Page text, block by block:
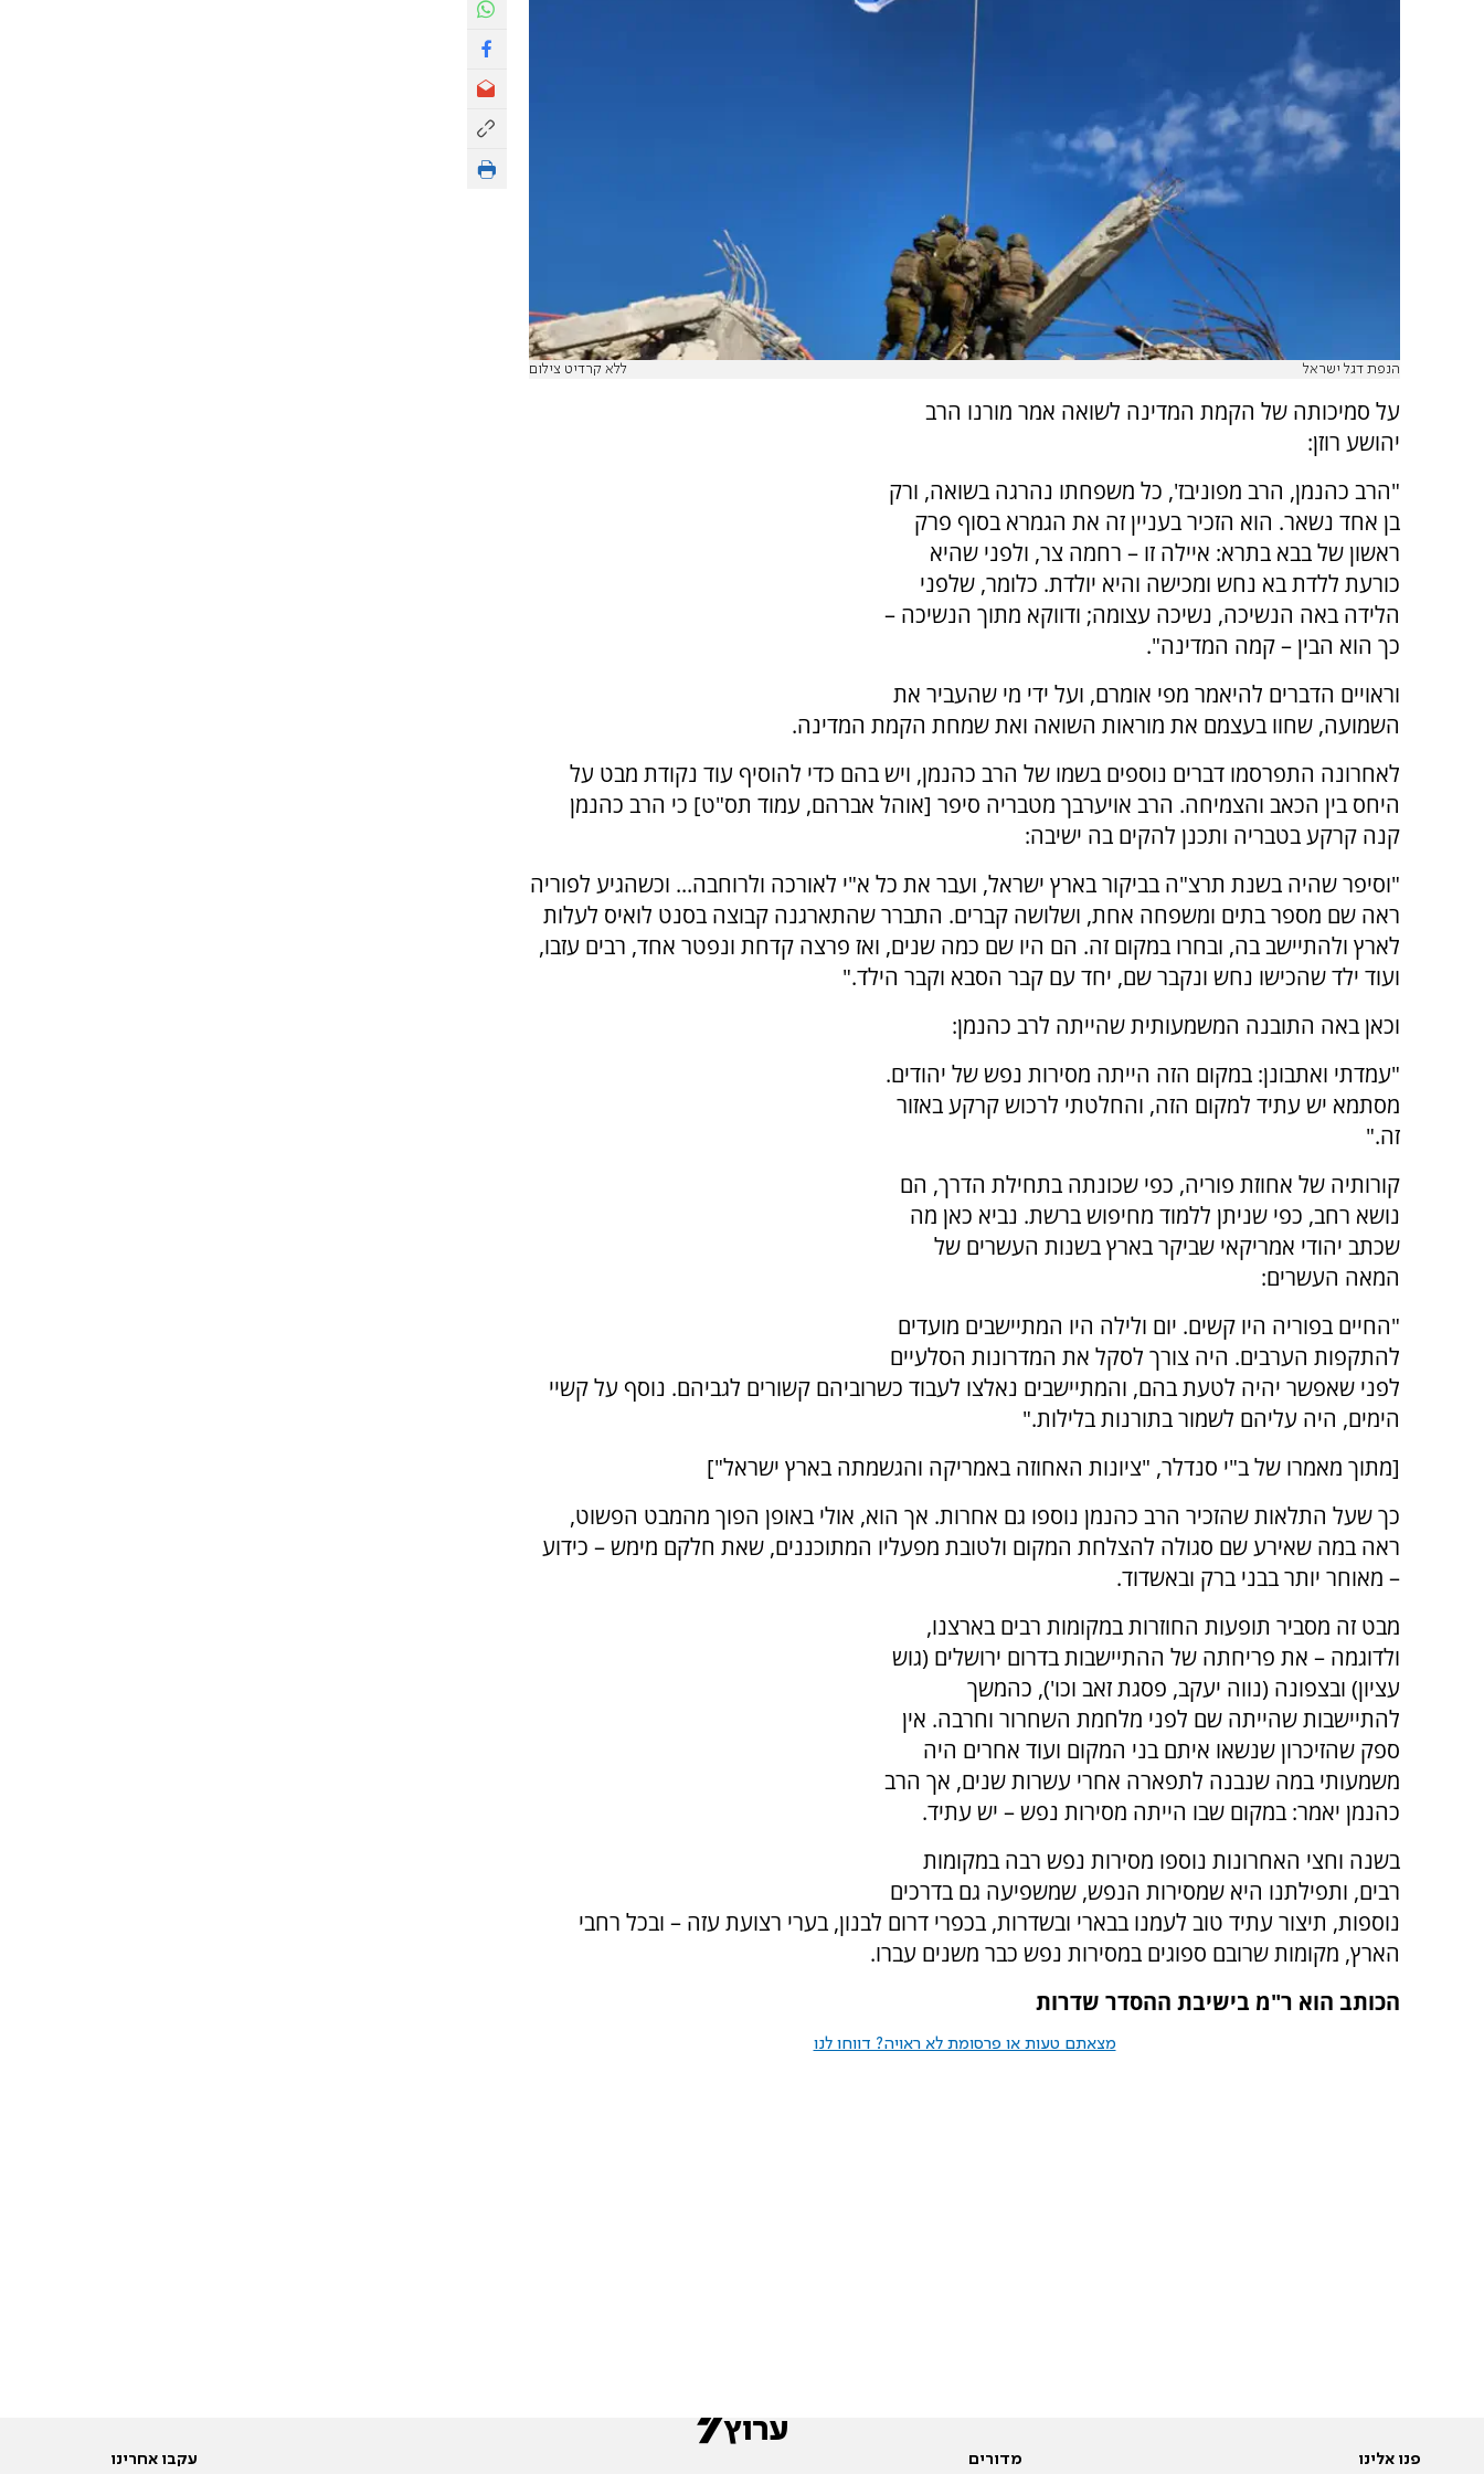
הנפת דגל ישראל ללא קרדיט צילום
על סמיכותה של הקמת המדינה לשואה אמר מורנו הרב
יהושע רוזן:
"הרב כהנמן, הרב מפוניבז', כל משפחתו נהרגה בשואה, ורק
בן אחד נשאר. הוא הזכיר בעניין זה את הגמרא בסוף פרק
ראשון של בבא בתרא: איילה זו – רחמה צר, ולפני שהיא
כורעת ללדת בא נחש ומכישה והיא יולדת. כלומר, שלפני
הלידה באה הנשיכה, נשיכה עצומה; ודווקא מתוך הנשיכה –
כך הוא הבין – קמה המדינה".
וראויים הדברים להיאמר מפי אומרם, ועל ידי מי שהעביר את
השמועה, שחוו בעצמם את מוראות השואה ואת שמחת הקמת המדינה.
לאחרונה התפרסמו דברים נוספים בשמו של הרב כהנמן, ויש בהם כדי להוסיף עוד נקודת מבט על
היחס בין הכאב והצמיחה. הרב אויערבך מטבריה סיפר [אוהל אברהם, עמוד תס"ט] כי הרב כהנמן
קנה קרקע בטבריה ותכנן להקים בה ישיבה:
"וסיפר שהיה בשנת תרצ"ה בביקור בארץ ישראל, ועבר את כל א"י לאורכה ולרוחבה... וכשהגיע לפוריה
ראה שם מספר בתים ומשפחה אחת, ושלושה קברים. התברר שהתארגנה קבוצה בסנט לואיס לעלות
לארץ ולהתיישב בה, ובחרו במקום זה. הם היו שם כמה שנים, ואז פרצה קדחת ונפטר אחד, רבים עזבו,
ועוד ילד שהכישו נחש ונקבר שם, יחד עם קבר הסבא וקבר הילד."
וכאן באה התובנה המשמעותית שהייתה לרב כהנמן:
"עמדתי ואתבונן: במקום הזה הייתה מסירות נפש של יהודים.
מסתמא יש עתיד למקום הזה, והחלטתי לרכוש קרקע באזור
זה."
קורותיה של אחוזת פוריה, כפי שכונתה בתחילת הדרך, הם
נושא רחב, כפי שניתן ללמוד מחיפוש ברשת. נביא כאן מה
שכתב יהודי אמריקאי שביקר בארץ בשנות העשרים של
המאה העשרים:
"החיים בפוריה היו קשים. יום ולילה היו המתיישבים מועדים
להתקפות הערבים. היה צורך לסקל את המדרונות הסלעיים
לפני שאפשר יהיה לטעת בהם, והמתיישבים נאלצו לעבוד כשרוביהם קשורים לגביהם. נוסף על קשיי
הימים, היה עליהם לשמור בתורנות בלילות."
[מתוך מאמרו של ב"י סנדלר, "ציונות האחוזה באמריקה והגשמתה בארץ ישראל"]
כך שעל התלאות שהזכיר הרב כהנמן נוספו גם אחרות. אך הוא, אולי באופן הפוך מהמבט הפשוט,
ראה במה שאירע שם סגולה להצלחת המקום ולטובת מפעליו המתוכננים, שאת חלקם מימש – כידוע
– מאוחר יותר בבני ברק ובאשדוד.
מבט זה מסביר תופעות החוזרות במקומות רבים בארצנו,
ולדוגמה – את פריחתה של ההתיישבות בדרום ירושלים (גוש
עציון) ובצפונה (נווה יעקב, פסגת זאב וכו'), כהמשך
להתיישבות שהייתה שם לפני מלחמת השחרור וחרבה. אין
ספק שהזיכרון שנשאו איתם בני המקום ועוד אחרים היה
משמעותי במה שנבנה לתפארה אחרי עשרות שנים, אך הרב
כהנמן יאמר: במקום שבו הייתה מסירות נפש – יש עתיד.
בשנה וחצי האחרונות נוספו מסירות נפש רבה במקומות
רבים, ותפילתנו היא שמסירות הנפש, שמשפיעה גם בדרכים
נוספות, תיצור עתיד טוב לעמנו בבארי ובשדרות, בכפרי דרום לבנון, בערי רצועת עזה – ובכל רחבי
הארץ, מקומות שרובם ספוגים במסירות נפש כבר משנים עברו.
הכותב הוא ר"מ בישיבת ההסדר שדרות
מצאתם טעות או פרסומת לא ראויה? דווחו לנו
פנו אלינו מדורים עקבו אחרינו